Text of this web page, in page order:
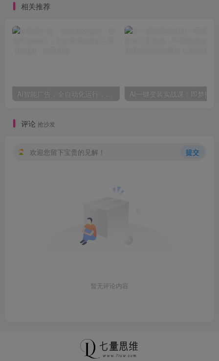
相关推荐
评论 抢沙发
欢迎您留下宝贵的见解！ 提交
暂无评论内容